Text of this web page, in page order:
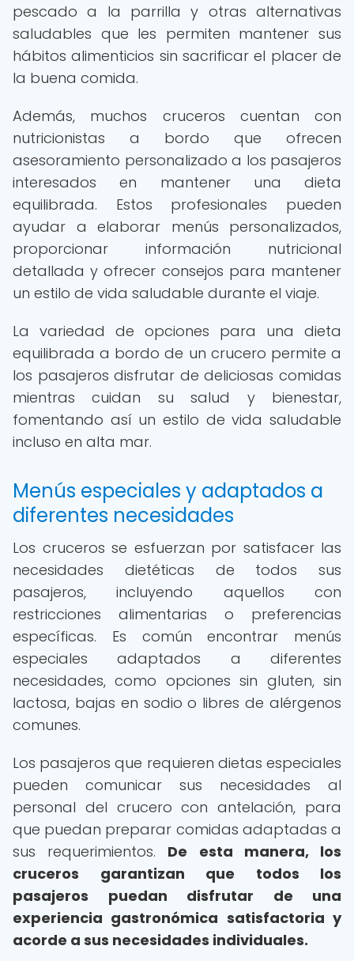
pescado a la parrilla y otras alternativas
saludables que les permiten mantener sus
hábitos alimenticios sin sacrificar el placer de
la buena comida.
Además, muchos cruceros cuentan con
nutricionistas a bordo que ofrecen
asesoramiento personalizado a los pasajeros
interesados en mantener una dieta
equilibrada. Estos profesionales pueden
ayudar a elaborar menús personalizados,
proporcionar información nutricional
detallada y ofrecer consejos para mantener
un estilo de vida saludable durante el viaje.
La variedad de opciones para una dieta
equilibrada a bordo de un crucero permite a
los pasajeros disfrutar de deliciosas comidas
mientras cuidan su salud y bienestar,
fomentando así un estilo de vida saludable
incluso en alta mar.
Menús especiales y adaptados a
diferentes necesidades
Los cruceros se esfuerzan por satisfacer las
necesidades dietéticas de todos sus
pasajeros, incluyendo aquellos con
restricciones alimentarias o preferencias
específicas. Es común encontrar menús
especiales adaptados a diferentes
necesidades, como opciones sin gluten, sin
lactosa, bajas en sodio o libres de alérgenos
comunes.
Los pasajeros que requieren dietas especiales
pueden comunicar sus necesidades al
personal del crucero con antelación, para
que puedan preparar comidas adaptadas a
sus requerimientos. De esta manera, los
cruceros garantizan que todos los
pasajeros puedan disfrutar de una
experiencia gastronómica satisfactoria y
acorde a sus necesidades individuales.